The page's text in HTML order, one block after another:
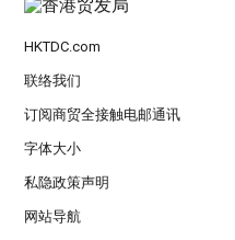
HKTDC.com
联络我们
订阅商贸全接触电邮通讯
字体大小
私隐政策声明
网站导航